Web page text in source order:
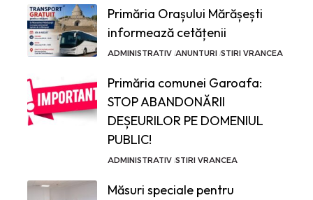
Primăria Orașului Mărășești
informează cetățenii
ADMINISTRATIV ANUNTURI STIRI VRANCEA
Primăria comunei Garoafa:
STOP ABANDONĂRII
DEȘEURILOR PE DOMENIUL
PUBLIC!
ADMINISTRATIV STIRI VRANCEA
Măsuri speciale pentru